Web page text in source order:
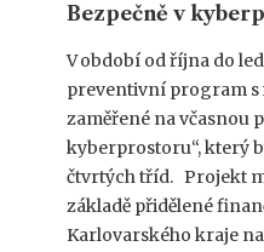
Bezpečně v
V období od října do
preventivní program s
zaměřené na včasnou
kyberprostoru“, který
čtvrtých tříd. Projekt
základě přidělené
Karlovarského kraje